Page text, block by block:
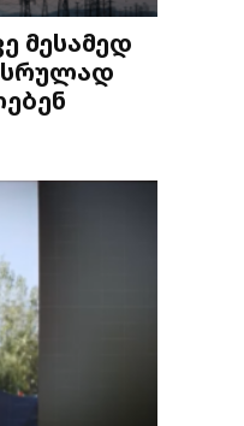
მესამედ
სრულად